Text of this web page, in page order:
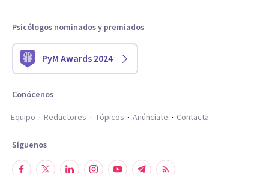
Psicólogos nominados y premiados
PyM Awards 2024
Conócenos
Equipo
Redactores Tópicos Anúnciate Contacta
Síguenos